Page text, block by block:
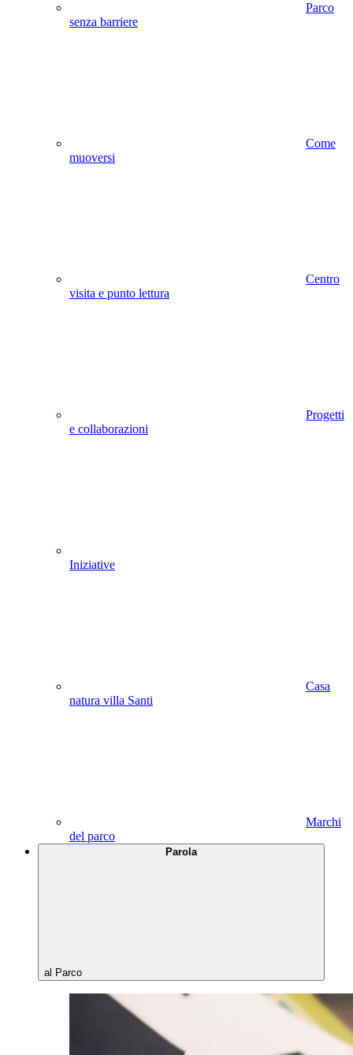
Parco
senza barriere
Come
muoversi
Centro
visita e punto lettura
Progetti
e collaborazioni
Iniziative
Casa
natura villa Santi
Marchi
del parco
Parola
al Parco